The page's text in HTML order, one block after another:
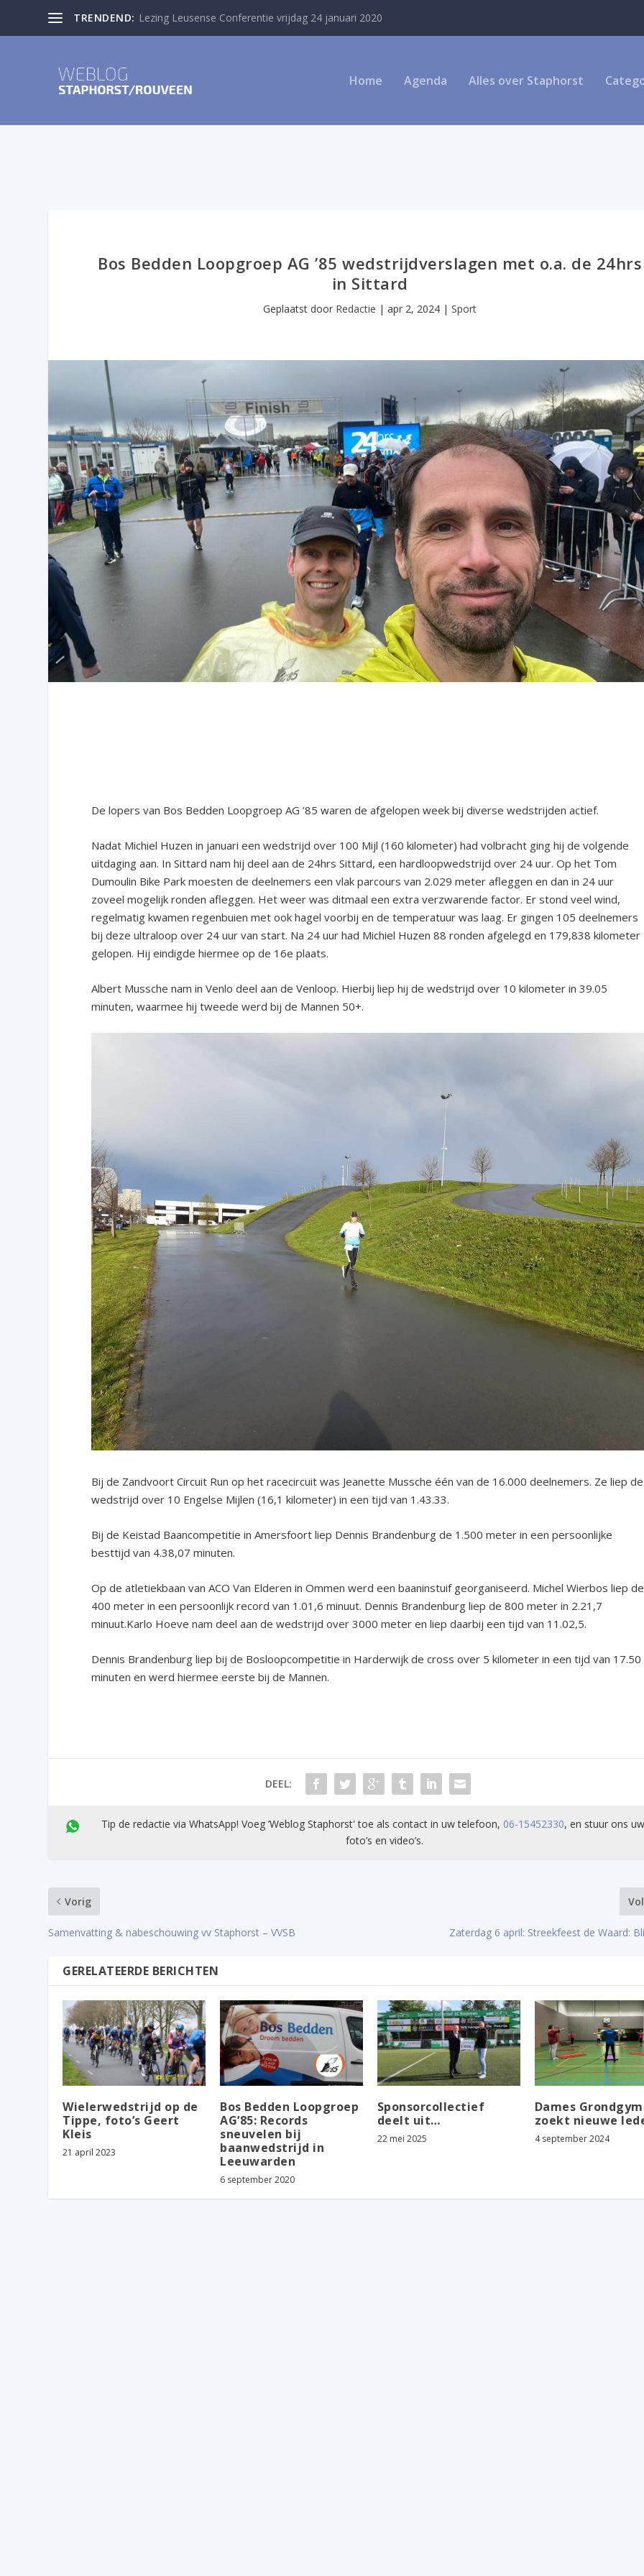
TRENDEND: Lezing Leusense Conferentie vrijdag 24 januari 2020
Home Agenda Alles over Staphorst
Bos Bedden Loopgroep AG ’85 wedstrijdverslagen met o.a. de 24hrs
in Sittard
Geplaatst door Redactie |apr 2, 2024 |Sport
De lopers van Bos Bedden Loopgroep AG ’85 waren de afgelopen week bij diverse wedstrijden actief.
Nadat Michiel Huzen in januari een wedstrijd over 100 Mijl (160 kilometer) had volbracht ging hij de volgende
uitdaging aan. In Sittard nam hij deel aan de 24hrs Sittard, een hardloopwedstrijd over 24 uur. Op het Tom
Dumoulin Bike Park moesten de deelnemers een vlak parcours van 2.029 meter afleggen en dan in 24 uur
zoveel mogelijk ronden afleggen. Het weer was ditmaal een extra verzwarende factor. Er stond veel wind,
regelmatig kwamen regenbuien met ook hagel voorbij en de temperatuur was laag. Er gingen 105 deelnemers
bij deze ultraloop over 24 uur van start. Na 24 uur had Michiel Huzen 88 ronden afgelegd en 179,838 kilometer
gelopen. Hij eindigde hiermee op de 16e plaats.
Albert Mussche nam in Venlo deel aan de Venloop. Hierbij liep hij de wedstrijd over 10 kilometer in 39.05
minuten, waarmee hij tweede werd bij de Mannen 50+.
Bij de Zandvoort Circuit Run op het racecircuit was Jeanette Mussche één van de 16.000 deelnemers. Ze liep de
wedstrijd over 10 Engelse Mijlen (16,1 kilometer) in een tijd van 1.43.33.
Bij de Keistad Baancompetitie in Amersfoort liep Dennis Brandenburg de 1.500 meter in een persoonlijke
besttijd van 4.38,07 minuten.
Op de atletiekbaan van ACO Van Elderen in Ommen werd een baaninstuif georganiseerd. Michel Wierbos liep de
400 meter in een persoonlijk record van 1.01,6 minuut. Dennis Brandenburg liep de 800 meter in 2.21,7
minuut.Karlo Hoeve nam deel aan de wedstrijd over 3000 meter en liep daarbij een tijd van 11.02,5.
Dennis Brandenburg liep bij de Bosloopcompetitie in Harderwijk de cross over 5 kilometer in een tijd van 17.50
minuten en werd hiermee eerste bij de Mannen.
DEEL:
Tip de redactie via WhatsApp! Voeg ’Weblog Staphorst' toe als contact in uw telefoon, 06-15452330, en stuur ons
foto’s en video’s.
Vorig
Samenvatting & nabeschouwing vv Staphorst – VVSB Zaterdag 6 april: Streekfeest de Waard:
GERELATEERDE BERICHTEN
Wielerwedstrijd op de
Tippe, foto’s Geert
Kleis
21 april 2023
Bos Bedden Loopgroep
AG’85: Records
sneuvelen bij
baanwedstrijd in
Leeuwarden
6 september 2020
Sponsorcollectief
deelt uit…
22 mei 2025
Dames Grondgym
zoekt nieuwe
4 september 2024